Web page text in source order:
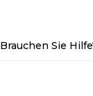
Brauchen Sie